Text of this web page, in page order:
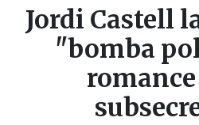
Jordi Castell
"bomba